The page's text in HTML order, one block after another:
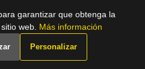
garantizar que obtenga la
web. Más información
Personalizar